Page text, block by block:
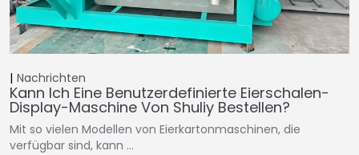
Nachrichten
Kann Ich Eine Benutzerdefinierte Eierschalen-
Display-Maschine Von Shuliy Bestellen?
Mit so vielen Modellen von Eierkartonmaschinen, die
verfügbar sind, kann …